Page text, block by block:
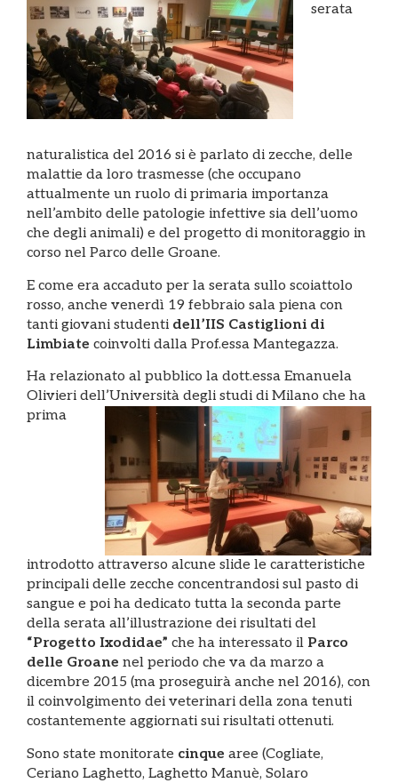
serata
naturalistica del 2016 si è parlato di zecche, delle
malattie da loro trasmesse (che occupano
attualmente un ruolo di primaria importanza
nell’ambito delle patologie infettive sia dell’uomo
che degli animali) e del progetto di monitoraggio in
corso nel Parco delle Groane.
E come era accaduto per la serata sullo scoiattolo
rosso, anche venerdì 19 febbraio sala piena con
tanti giovani studenti dell’IIS Castiglioni di
Limbiate coinvolti dalla Prof.essa Mantegazza.
Ha relazionato al pubblico la dott.essa Emanuela
Olivieri dell’Università degli studi di Milano che ha
prima
introdotto attraverso alcune slide le caratteristiche
principali delle zecche concentrandosi sul pasto di
sangue e poi ha dedicato tutta la seconda parte
della serata all’illustrazione dei risultati del
“Progetto Ixodidae” che ha interessato il Parco
delle Groane nel periodo che va da marzo a
dicembre 2015 (ma proseguirà anche nel 2016), con
il coinvolgimento dei veterinari della zona tenuti
costantemente aggiornati sui risultati ottenuti.
Sono state monitorate cinque aree (Cogliate,
Ceriano Laghetto, Laghetto Manuè, Solaro